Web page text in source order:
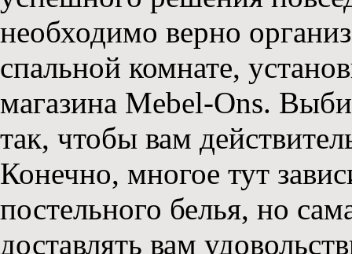
необходимо верно
спальной комнате,
магазина Mebel-Ons.
так, чтобы вам
Конечно, многое тут
постельного белья, но
доставлять вам